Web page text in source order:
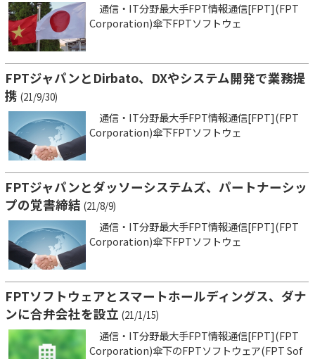
通信・IT分野最大手FPT情報通信[FPT](FPT
Corporation)傘下FPTソフトウェ
FPTジャパンとDirbato、DXやシステム開発で業務提
携 (21/9/30)
通信・IT分野最大手FPT情報通信[FPT](FPT
Corporation)傘下FPTソフトウェ
FPTジャパンとダッソーシステムズ、パートナーシッ
プの覚書締結 (21/8/9)
通信・IT分野最大手FPT情報通信[FPT](FPT
Corporation)傘下FPTソフトウェ
FPTソフトウェアとスマートホールディングス、ダナ
ンに合弁会社を設立 (21/1/15)
通信・IT分野最大手FPT情報通信[FPT](FPT
Corporation)傘下のFPTソフトウェア(FPT Sof